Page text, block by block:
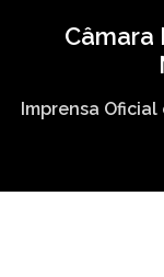
Câmara
Imprensa Oficial